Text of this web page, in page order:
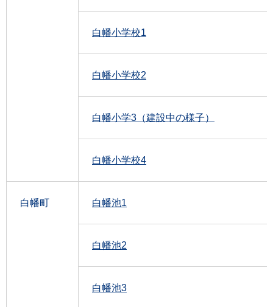
白幡小学校1
白幡小学校2
白幡小学3（建設中の様子）
白幡小学校4
白幡町 白幡池1
白幡池2
白幡池3